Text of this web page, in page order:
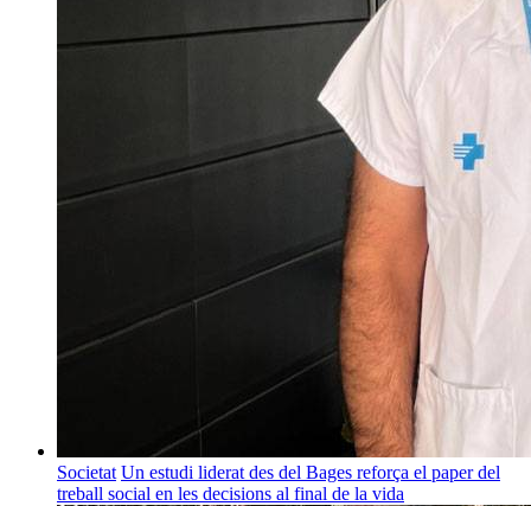
Societat Un estudi liderat des del Bages reforça el paper del
treball social en les decisions al final de la vida